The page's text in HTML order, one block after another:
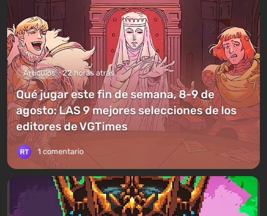
Artículos 22 horas atrás
Qué jugar este fin de semana, 8-9 de
agosto: LAS 9 mejores selecciones de los
editores de VGTimes
1 comentario